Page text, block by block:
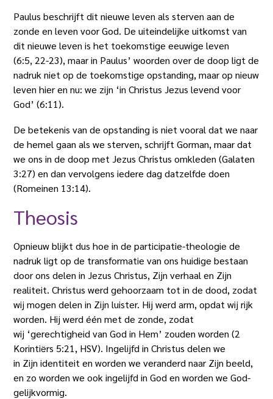
Paulus beschrijft dit nieuwe leven als sterven aan de
zonde en leven voor God. De uiteindelijke uitkomst van
dit nieuwe leven is het toekomstige eeuwige leven
(6:5, 22-23), maar in Paulus’ woorden over de doop ligt de
nadruk niet op de toekomstige opstanding, maar op nieuw
leven hier en nu: we zijn ‘in Christus Jezus levend voor
God’ (6:11).
De betekenis van de opstanding is niet vooral dat we naar
de hemel gaan als we sterven, schrijft Gorman, maar dat
we ons in de doop met Jezus Christus omkleden (Galaten
3:27) en dan vervolgens iedere dag datzelfde doen
(Romeinen 13:14).
Theosis
Opnieuw blijkt dus hoe in de participatie-theologie de
nadruk ligt op de transformatie van ons huidige bestaan
door ons delen in Jezus Christus, Zijn verhaal en Zijn
realiteit. Christus werd gehoorzaam tot in de dood, zodat
wij mogen delen in Zijn luister. Hij werd arm, opdat wij rijk
worden. Hij werd één met de zonde, zodat
wij ‘gerechtigheid van God in Hem’ zouden worden (2
Korintiërs 5:21, HSV). Ingelijfd in Christus delen we
in Zijn identiteit en worden we veranderd naar Zijn beeld,
en zo worden we ook ingelijfd in God en worden we God-
gelijkvormig.